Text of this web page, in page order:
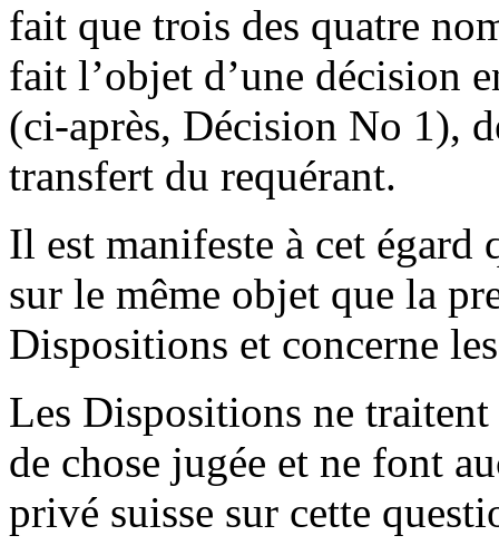
fait que trois des quatre
fait l’objet d’une décision
(ci-après, Décision No 1),
transfert du requérant.
Il est manifeste à cet égard
sur le même objet que la
Dispositions et concerne
Les Dispositions ne
de chose jugée et ne font
privé suisse sur cette